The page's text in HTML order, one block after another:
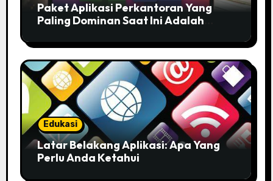
Paket Aplikasi Perkantoran Yang
Paling Dominan Saat Ini Adalah
Anda!
Edukasi
Latar Belakang Aplikasi: Apa Yang
Perlu Anda Ketahui